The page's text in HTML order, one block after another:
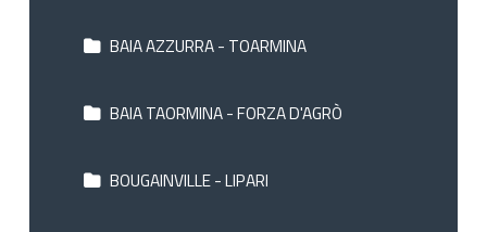
BAIA AZZURRA - TOARMINA
BAIA TAORMINA - FORZA D'AGRÒ
BOUGAINVILLE - LIPARI